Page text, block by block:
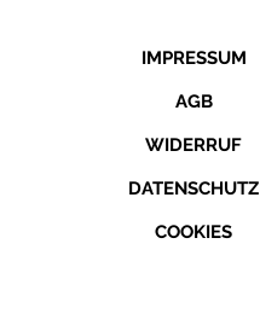
IMPRESSUM
AGB
WIDERRUF
DATENSCHUTZ
COOKIES